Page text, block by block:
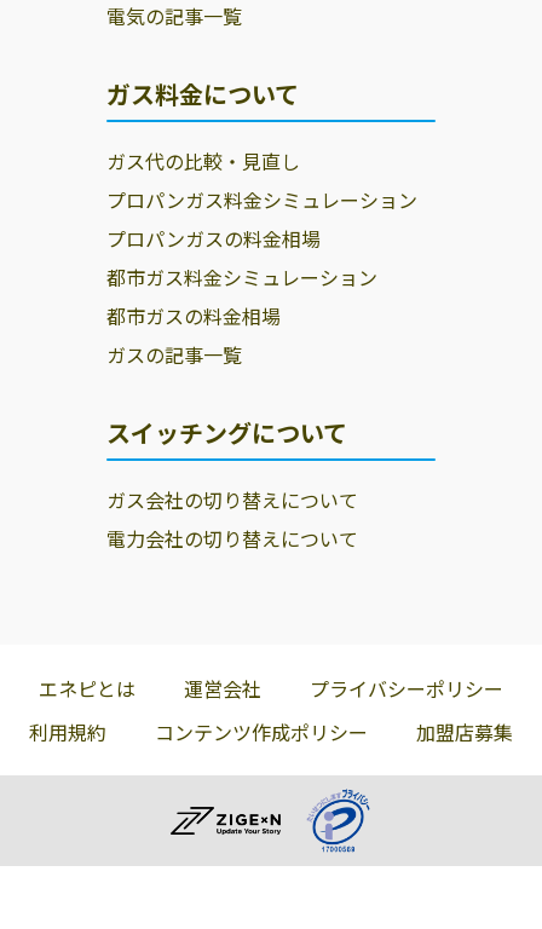
電気の記事一覧
ガス料金について
ガス代の比較・見直し
プロパンガス料金シミュレーション
プロパンガスの料金相場
都市ガス料金シミュレーション
都市ガスの料金相場
ガスの記事一覧
スイッチングについて
ガス会社の切り替えについて
電力会社の切り替えについて
エネピとは 運営会社
プライバシーポリシー
利用規約
コンテンツ作成ポリシー 加盟店募集